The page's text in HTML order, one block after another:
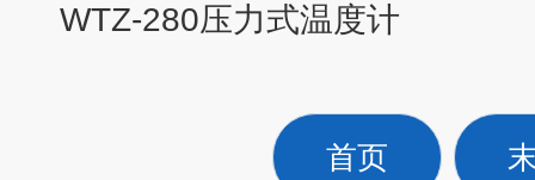
WTZ-280压力式温度计
首页